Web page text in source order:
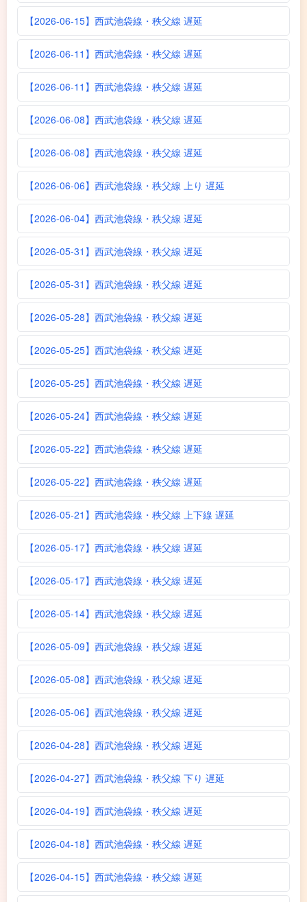
【2026-06-15】西武池袋線・秩父線 遅延
【2026-06-11】西武池袋線・秩父線 遅延
【2026-06-11】西武池袋線・秩父線 遅延
【2026-06-08】西武池袋線・秩父線 遅延
【2026-06-08】西武池袋線・秩父線 遅延
【2026-06-06】西武池袋線・秩父線 上り 遅延
【2026-06-04】西武池袋線・秩父線 遅延
【2026-05-31】西武池袋線・秩父線 遅延
【2026-05-31】西武池袋線・秩父線 遅延
【2026-05-28】西武池袋線・秩父線 遅延
【2026-05-25】西武池袋線・秩父線 遅延
【2026-05-25】西武池袋線・秩父線 遅延
【2026-05-24】西武池袋線・秩父線 遅延
【2026-05-22】西武池袋線・秩父線 遅延
【2026-05-22】西武池袋線・秩父線 遅延
【2026-05-21】西武池袋線・秩父線 上下線 遅延
【2026-05-17】西武池袋線・秩父線 遅延
【2026-05-17】西武池袋線・秩父線 遅延
【2026-05-14】西武池袋線・秩父線 遅延
【2026-05-09】西武池袋線・秩父線 遅延
【2026-05-08】西武池袋線・秩父線 遅延
【2026-05-06】西武池袋線・秩父線 遅延
【2026-04-28】西武池袋線・秩父線 遅延
【2026-04-27】西武池袋線・秩父線 下り 遅延
【2026-04-19】西武池袋線・秩父線 遅延
【2026-04-18】西武池袋線・秩父線 遅延
【2026-04-15】西武池袋線・秩父線 遅延